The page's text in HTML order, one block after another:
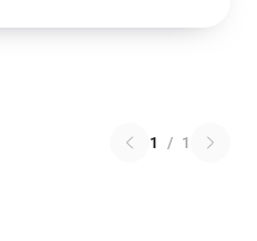
1 / 1